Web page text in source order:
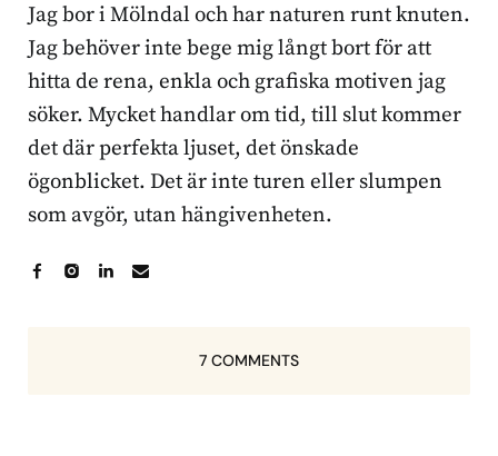
Jag bor i Mölndal och har naturen runt knuten.
Jag behöver inte bege mig långt bort för att
hitta de rena, enkla och grafiska motiven jag
söker. Mycket handlar om tid, till slut kommer
det där perfekta ljuset, det önskade
ögonblicket. Det är inte turen eller slumpen
som avgör, utan hängivenheten.
7 COMMENTS